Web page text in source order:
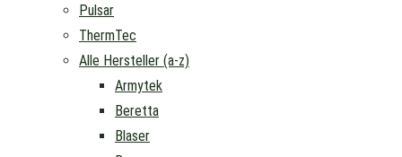
Pulsar
ThermTec
Alle Hersteller (a-z)
Armytek
Beretta
Blaser